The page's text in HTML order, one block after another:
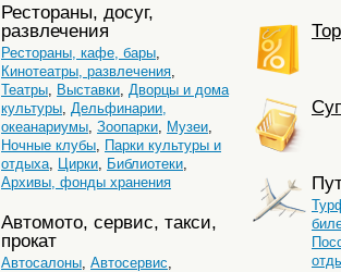
Рестораны, досуг,
развлечения
Рестораны, кафе, бары,
Кинотеатры, развлечения,
Театры, Выставки, Дворцы и дома
культуры, Дельфинарии,
океанариумы, Зоопарки, Музеи,
Ночные клубы, Парки культуры и
отдыха, Цирки, Библиотеки,
Архивы, фонды хранения
Автомото, сервис, такси,
прокат
Автосалоны, Автосервис,